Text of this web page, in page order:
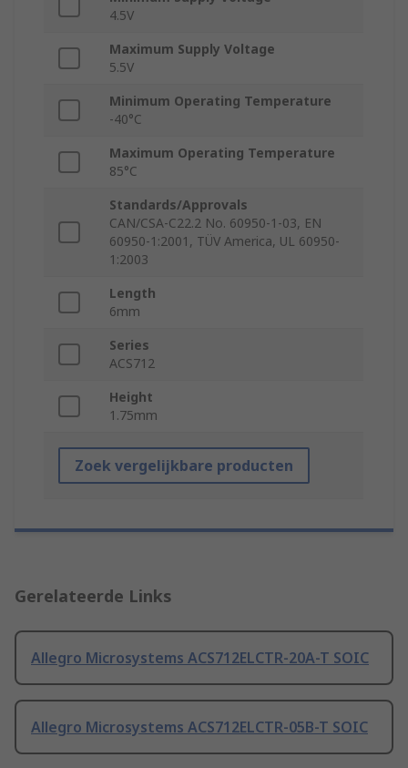
4.5V
Maximum Supply Voltage
5.5V
Minimum Operating Temperature
-40°C
Maximum Operating Temperature
85°C
Standards/Approvals
CAN/CSA-C22.2 No. 60950-1-03, EN
60950-1:2001, TÜV America, UL 60950-
1:2003
Length
6mm
Series
ACS712
Height
1.75mm
Zoek vergelijkbare producten
Gerelateerde Links
Allegro Microsystems ACS712ELCTR-20A-T SOIC
Allegro Microsystems ACS712ELCTR-05B-T SOIC